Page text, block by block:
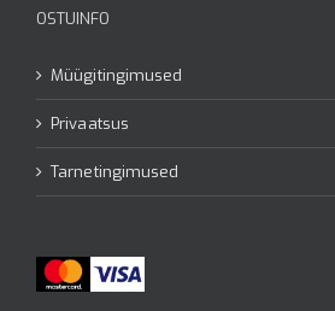
OSTUINFO
Müügitingimused
Privaatsus
Tarnetingimused